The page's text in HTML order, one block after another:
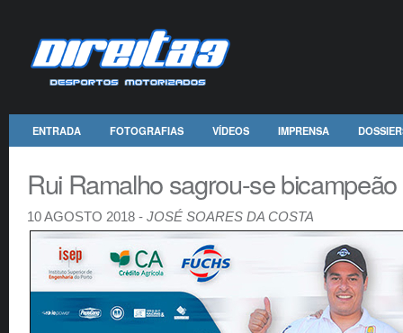
ENTRADA FOTOGRAFIAS VÍDEOS IMPRENSA
Rui Ramalho sagrou-se
10 AGOSTO 2018 - JOSÉ SOARES DA COSTA